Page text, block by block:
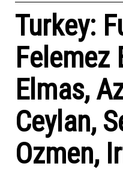
Turkey:
Felemez
Elmas,
Ceylan,
Ozmen,